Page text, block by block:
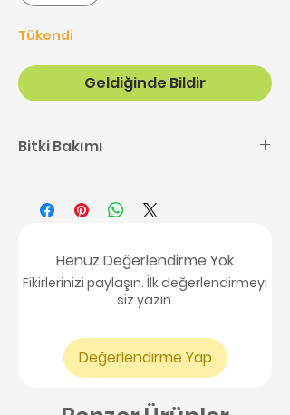
Tükendi
Geldiğinde Bildir
Bitki Bakımı
bilgilere buradan
ulaşabilirsiniz,
tıklayınız.
Henüz Değerlendirme Yok
Fikirlerinizi paylaşın. İlk değerlendirmeyi
siz yazın.
Değerlendirme Yap